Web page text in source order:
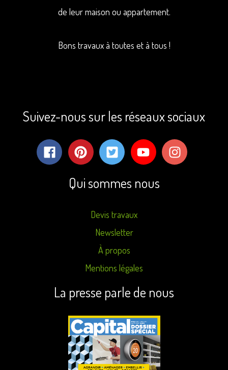
de leur maison ou appartement.
Bons travaux à toutes et à tous !
Suivez-nous sur les réseaux sociaux
Qui sommes nous
Devis travaux
Newsletter
À propos
Mentions légales
La presse parle de nous